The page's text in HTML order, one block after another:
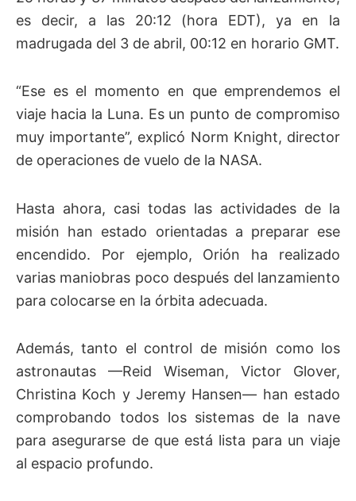
es decir, a las 20:12 (hora EDT), ya en la
madrugada del 3 de abril, 00:12 en horario GMT.
“Ese es el momento en que emprendemos el
viaje hacia la Luna. Es un punto de compromiso
muy importante”, explicó Norm Knight, director
de operaciones de vuelo de la NASA.
Hasta ahora, casi todas las actividades de la
misión han estado orientadas a preparar ese
encendido. Por ejemplo, Orión ha realizado
varias maniobras poco después del lanzamiento
para colocarse en la órbita adecuada.
Además, tanto el control de misión como los
astronautas —Reid Wiseman, Victor Glover,
Christina Koch y Jeremy Hansen— han estado
comprobando todos los sistemas de la nave
para asegurarse de que está lista para un viaje
al espacio profundo.